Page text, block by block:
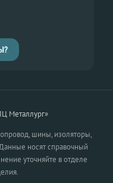
Металлург»
шины, изоляторы,
носят справочный
уточняйте в отделе